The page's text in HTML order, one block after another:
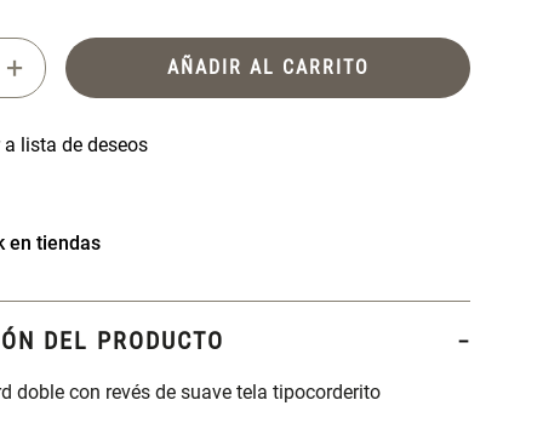
+ AÑADIR AL CARRITO
en tiendas
DEL PRODUCTO
doble con revés de suave tela tipocorderito